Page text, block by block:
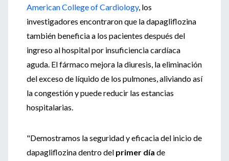
American College of Cardiology, los
investigadores encontraron que la dapagliflozina
también beneficia a los pacientes después del
ingreso al hospital por insuficiencia cardíaca
aguda. El fármaco mejora la diuresis, la eliminación
del exceso de líquido de los pulmones, aliviando así
la congestión y puede reducir las estancias
hospitalarias.
"Demostramos la seguridad y eficacia del inicio de
dapagliflozina dentro del primer día de